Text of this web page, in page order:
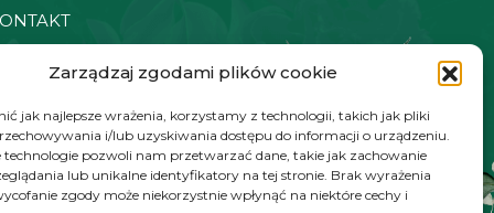
Zarządzaj zgodami plików cookie
jak najlepsze wrażenia, korzystamy z technologii, takich jak pliki
i/lub uzyskiwania dostępu do informacji o urządzeniu.
technologie pozwoli nam przetwarzać dane, takie jak zachowanie
lub unikalne identyfikatory na tej stronie. Brak wyrażenia
zgody może niekorzystnie wpłynąć na niektóre cechy i
572 784 930